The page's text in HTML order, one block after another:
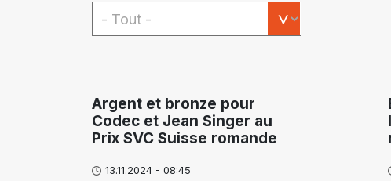
Argent et bronze pour
Codec et Jean Singer au
Prix SVC Suisse romande
13.11.2024 - 08:45